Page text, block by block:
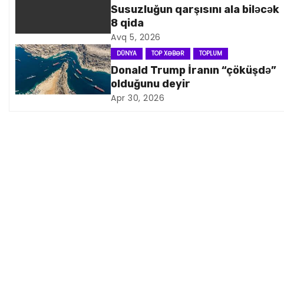
v
q
Susuzluğun qarşısını ala biləcək
8 qida
Avq 5, 2026
DÜNYA TOP XƏBƏR TOPLUM
Donald Trump İranın “çöküşdə”
olduğunu deyir
Apr 30, 2026